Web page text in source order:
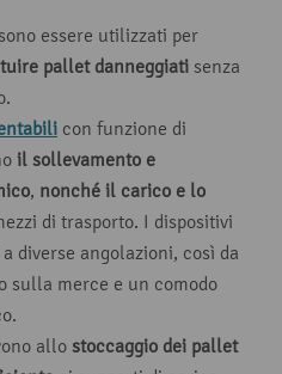
essere utilizzati per
pallet danneggiati senza
con funzione di
il sollevamento e
, nonché il carico e lo
di trasporto. I dispositivi
diverse angolazioni, così da
sulla merce e un comodo
allo stoccaggio dei pallet